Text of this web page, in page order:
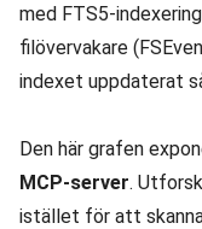
med FTS5-
filövervakare
indexet uppdaterat
Den här grafen
MCP-server.
istället för att